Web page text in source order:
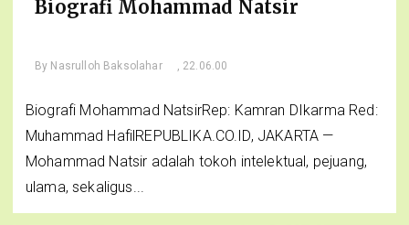
Biografi Mohammad Natsir
By Nasrulloh Baksolahar , 22.06.00
Biografi Mohammad NatsirRep: Kamran DIkarma Red:
Muhammad HafilREPUBLIKA.CO.ID, JAKARTA —
Mohammad Natsir adalah tokoh intelektual, pejuang,
ulama, sekaligus...